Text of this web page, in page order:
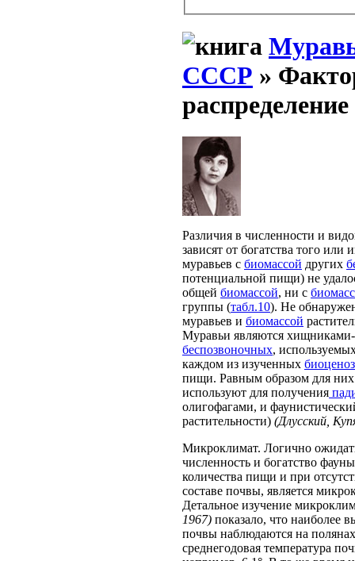
СССР »
Различия в численности и
зависят от богатства того или
муравьев с биомассой других
потенциальной пищи) не
общей биомассой, ни с
группы (табл.10). Не
муравьев и биомассой
Муравьи являются хищниками-
беспозвоночных,
каждом из изученных
пищи. Равным образом для них
используют для получения
олигофагами, и
растительности) (Длусский,
Микроклимат. Логично
численность и богатство
количества пищи и при
составе почвы, является
Детальное изучение
1967) показало, что наиболее
почвы наблюдаются на
среднегодовая температура